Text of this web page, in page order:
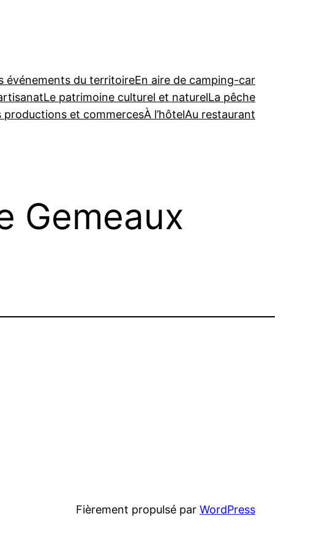
événements du territoireEn aire de camping-car
Le patrimoine culturel et naturelLa pêche
productions et commercesÀ l’hôtelAu restaurant
Gemeaux
Fièrement propulsé par WordPress